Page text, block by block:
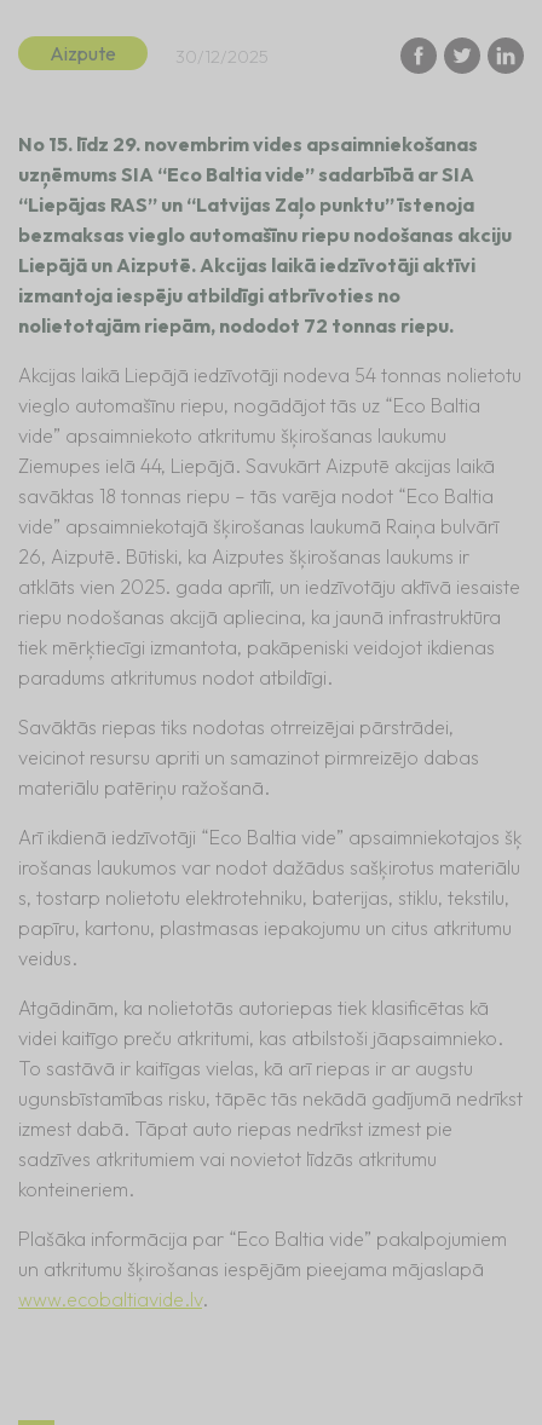
Aizpute 30/12/2025
No 15. līdz 29. novembrim vides apsaimniekošanas
uzņēmums SIA “Eco Baltia vide” sadarbībā ar SIA
“Liepājas RAS” un “Latvijas Zaļo punktu” īstenoja
bezmaksas vieglo automašīnu riepu nodošanas akciju
Liepājā un Aizputē. Akcijas laikā iedzīvotāji aktīvi
izmantoja iespēju atbildīgi atbrīvoties no
nolietotajām riepām, nododot 72 tonnas riepu.
Akcijas laikā Liepājā iedzīvotāji nodeva 54 tonnas nolietotu
vieglo automašīnu riepu, nogādājot tās uz “Eco Baltia
vide” apsaimniekoto atkritumu šķirošanas laukumu
Ziemupes ielā 44, Liepājā. Savukārt Aizputē akcijas laikā
savāktas 18 tonnas riepu – tās varēja nodot “Eco Baltia
vide” apsaimniekotajā šķirošanas laukumā Raiņa bulvārī
26, Aizputē. Būtiski, ka Aizputes šķirošanas laukums ir
atklāts vien 2025. gada aprīlī, un iedzīvotāju aktīvā iesaiste
riepu nodošanas akcijā apliecina, ka jaunā infrastruktūra
tiek mērķtiecīgi izmantota, pakāpeniski veidojot ikdienas
paradums atkritumus nodot atbildīgi.
Savāktās riepas tiks nodotas otrreizējai pārstrādei,
veicinot resursu apriti un samazinot pirmreizējo dabas
materiālu patēriņu ražošanā.
Arī ikdienā iedzīvotāji “Eco Baltia vide” apsaimniekotajos šķ
irošanas laukumos var nodot dažādus sašķirotus materiālu
s, tostarp nolietotu elektrotehniku, baterijas, stiklu, tekstilu,
papīru, kartonu, plastmasas iepakojumu un citus atkritumu
veidus.
Atgādinām, ka nolietotās autoriepas tiek klasificētas kā
videi kaitīgo preču atkritumi, kas atbilstoši jāapsaimnieko.
To sastāvā ir kaitīgas vielas, kā arī riepas ir ar augstu
ugunsbīstamības risku, tāpēc tās nekādā gadījumā nedrīkst
izmest dabā. Tāpat auto riepas nedrīkst izmest pie
sadzīves atkritumiem vai novietot līdzās atkritumu
konteineriem.
Plašāka informācija par “Eco Baltia vide” pakalpojumiem
un atkritumu šķirošanas iespējām pieejama mājaslapā
www.ecobaltiavide.lv.